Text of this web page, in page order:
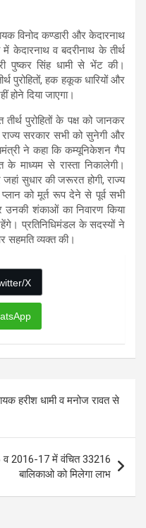
विनोद कण्डारी और केदारनाथ
में केदारनाथ व बदरीनाथ के तीर्थ
पुष्कर सिंह धामी से भेंट की।
पुरोहितों, हक हकूक धारियों और
होने दिया जाएगा।
तीर्थ पुरोहितों के पक्ष को जानकर
राज्य सरकार सभी को सुनेगी और
ने कहा कि कम्यूनिकेशन गैप
के माध्यम से रास्ता निकालेगी।
सुधार की जरूरत होगी, राज्य
को मूर्त रूप देने से पूर्व सभी
उनकी शंकाओं का निवारण किया
प्रतिनिधिमंडल के सदस्यों ने
सहमति व्यक्त की।
X
हरीश धामी व मनोज रावत से
व 2016-17 में वंचित 33216
बालिकाओ को मिलेगा लाभ